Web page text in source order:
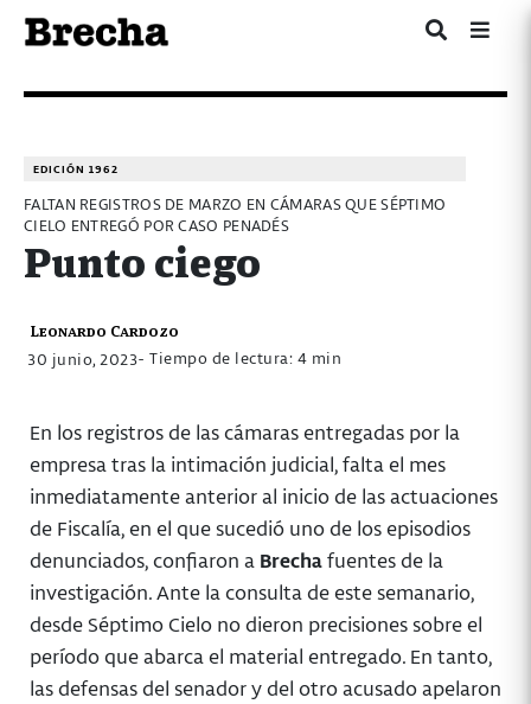
EDICIÓN 1962
FALTAN REGISTROS DE MARZO EN CÁMARAS QUE SÉPTIMO
CIELO ENTREGÓ POR CASO PENADÉS
Punto ciego
Leonardo Cardozo
30 junio, 2023- Tiempo de lectura: 4 min
En los registros de las cámaras entregadas por la
empresa tras la intimación judicial, falta el mes
inmediatamente anterior al inicio de las actuaciones
de Fiscalía, en el que sucedió uno de los episodios
denunciados, confiaron a Brechafuentes de la
investigación. Ante la consulta de este semanario,
desde Séptimo Cielo no dieron precisiones sobre el
período que abarca el material entregado. En tanto,
las defensas del senador y del otro acusado apelaron